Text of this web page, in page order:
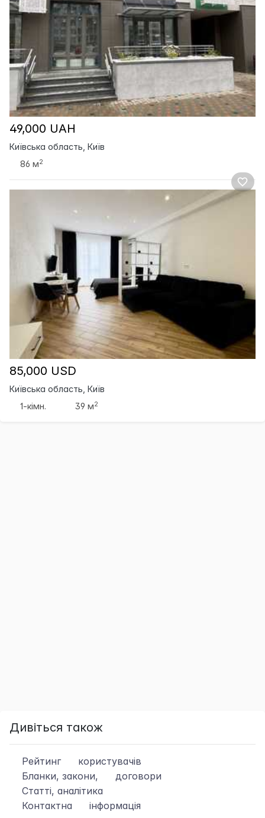
49,000 UAH
Київська область, Київ
86 м2
85,000 USD
Київська область, Київ
1-кімн.
39 м2
Дивіться також
Рейтинг
користувачів
Бланки, закони,
договори
Статті, аналітика
Контактна
інформація